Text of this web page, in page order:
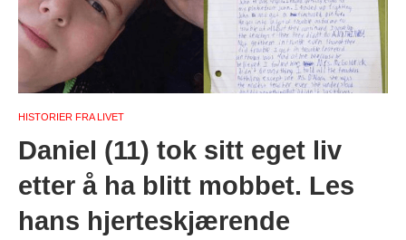
HISTORIER FRA LIVET
Daniel (11) tok sitt eget liv
etter å ha blitt mobbet. Les
hans hjerteskjærende